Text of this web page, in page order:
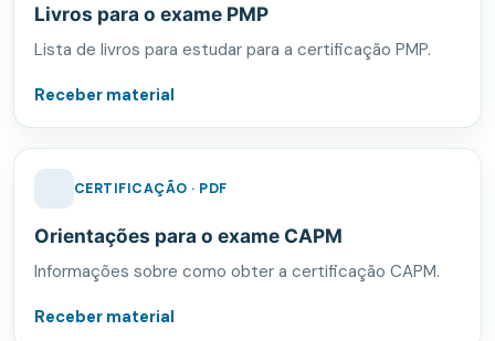
Livros para o exame PMP
Lista de livros para estudar para a certificação PMP.
Receber material
CERTIFICAÇÃO · PDF
Orientações para o exame CAPM
Informações sobre como obter a certificação CAPM.
Receber material